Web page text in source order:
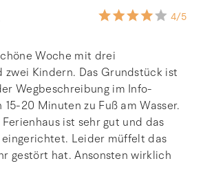
4/5
Woche mit drei
zwei Kindern. Das Grundstück ist
Wegbeschreibung im Info-
20 Minuten zu Fuß am Wasser.
ist sehr gut und das
Leider müffelt das
gestört hat. Ansonsten wirklich